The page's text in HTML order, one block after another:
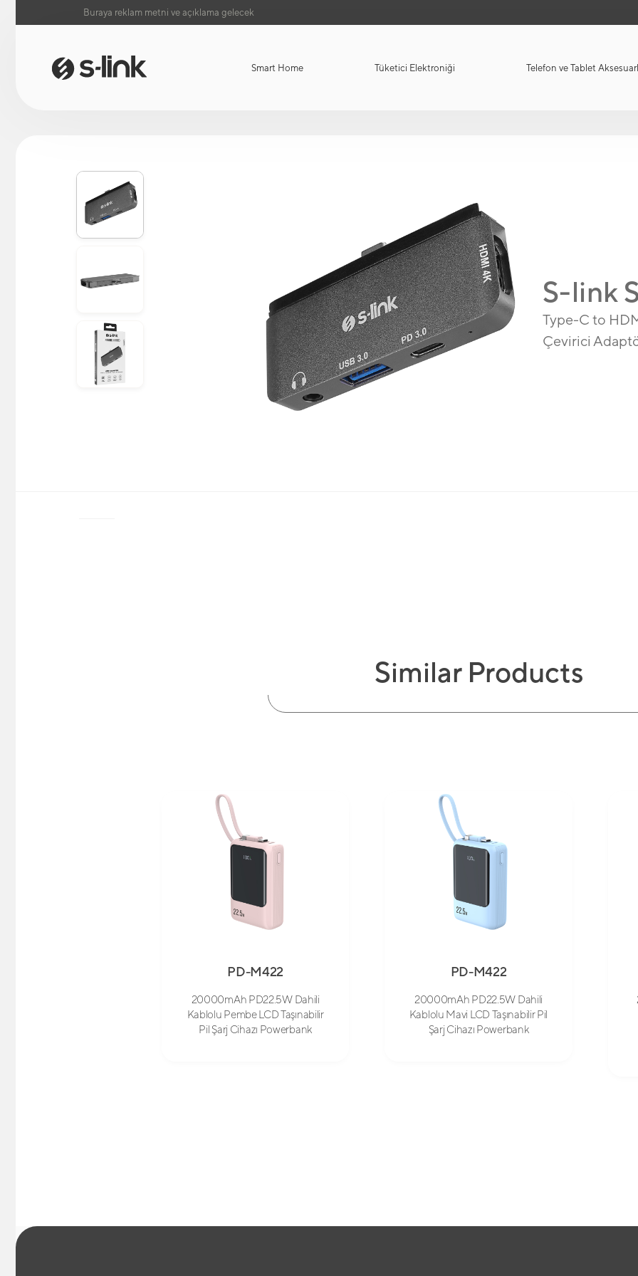
Buraya reklam metni ve açıklama gelecek
Smart Home Tüketici Elektroniği Telefon ve Tablet
S-link
Type-C to
Çevirici
Similar Products
PD-M422
20000mAh PD22.5W Dahili
Kablolu Pembe LCD Taşınabilir
Pil Şarj Cihazı Powerbank
PD-M422
20000mAh PD22.5W Dahili
Kablolu Mavi LCD Taşınabilir Pil
Şarj Cihazı Powerbank